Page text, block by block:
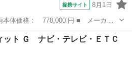
提携サイト 8月1日
ットハイブリッド ■ グレード
正ナビ バックカメラ 衝突軽減装
ット Ｇ ナビ・テレビ・ＥＴＣ